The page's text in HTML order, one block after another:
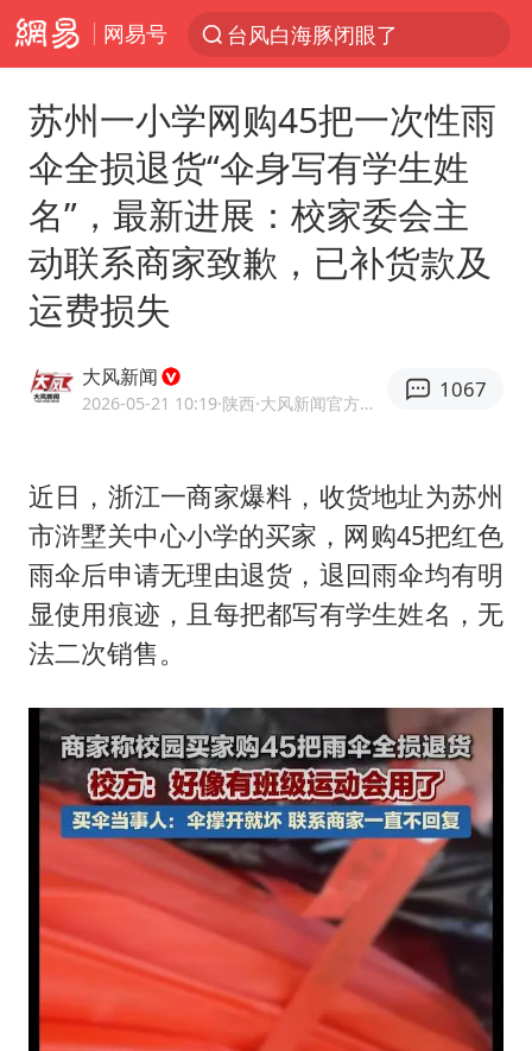
网易号
俄黑客称掌握北约直接参与袭俄证据
云南一地村民过火把节意外灼伤16人
今年第二强台风将带来多大影响
王虹邓煜的同学获统计学界诺贝尔奖
台州《告全体市民书》：非必要不外出
泰国校园枪击事件已致8死30余伤
胡彦斌获《歌手2026》歌王
美参院通过一项对俄能源领域制裁法案
夯实基础开新局
苏州一小学网购45把一次性雨
伞全损退货“伞身写有学生姓
名”，最新进展：校家委会主
动联系商家致歉，已补货款及
运费损失
大风新闻
2026-05-21 10:19·陕西 ·大风新闻官方账号
1067
近日，浙江一商家爆料，收货地址为苏州
市浒墅关中心小学的买家，网购45把红色
雨伞后申请无理由退货，退回雨伞均有明
显使用痕迹，且每把都写有学生姓名，无
法二次销售。